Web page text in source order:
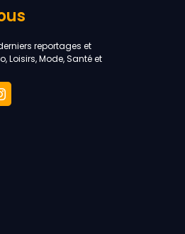
reportages et
Loisirs, Mode, Santé et